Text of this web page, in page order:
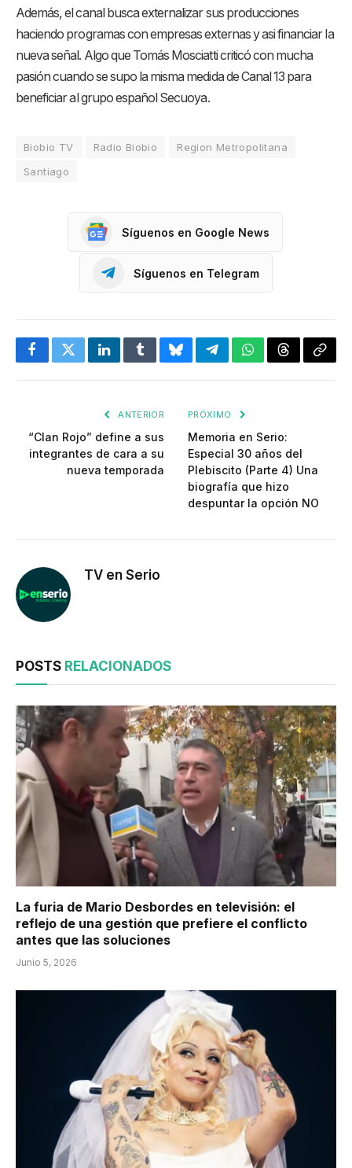
Además, el canal busca externalizar sus producciones
haciendo programas con empresas externas y asi financiar la
nueva señal. Algo que Tomás Mosciatti criticó con mucha
pasión cuando se supo la misma medida de Canal 13 para
beneficiar al grupo español Secuoya.
Biobio TV Radio Biobio
Region Metropolitana
Santiago
Síguenos en Google News
Síguenos en Telegram
FacebookTwitterLinkedInTumblrBlueskyTelegramWhatsApp
Threads
ANTERIOR
“Clan Rojo” define a sus
integrantes de cara a su
nueva temporada
PRÓXIMO
Memoria en Serio:
Especial 30 años del
Plebiscito (Parte 4) Una
biografía que hizo
despuntar la opción NO
TV en Serio
POSTS RELACIONADOS
La furia de Mario Desbordes en televisión: el
reflejo de una gestión que prefiere el conflicto
antes que las soluciones
Junio 5, 2026